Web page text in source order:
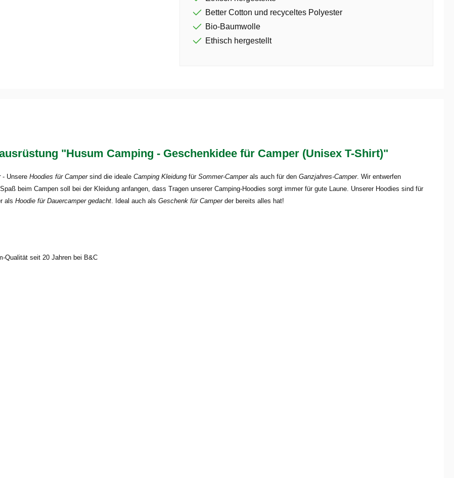
Better Cotton und recyceltes Polyester
Bio-Baumwolle
Ethisch hergestellt
"Husum Camping - Geschenkidee für Camper (Unisex T-Shirt)"
- Unsere Hoodies für Campersind die ideale Camping Kleidung für Sommer-Camperals auch für den Ganzjahres-Camper. Wir entwerfen
beim Campen soll bei der Kleidung anfangen, dass Tragen unserer Camping-Hoodies sorgt immer für gute Laune. Unserer Hoodies sind für
als Hoodie für Dauercamper gedacht. Ideal auch als Geschenk für Camperder bereits alles hat!
Qualität seit 20 Jahren bei B&C